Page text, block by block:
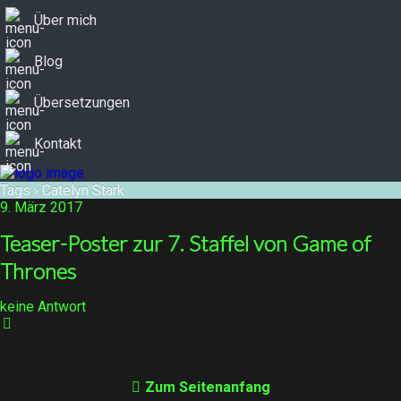
Über mich
Blog
Übersetzungen
Kontakt
Tags › Catelyn Stark
9. März 2017
Teaser-Poster zur 7. Staffel von Game of
Thrones
keine Antwort
Zum Seitenanfang